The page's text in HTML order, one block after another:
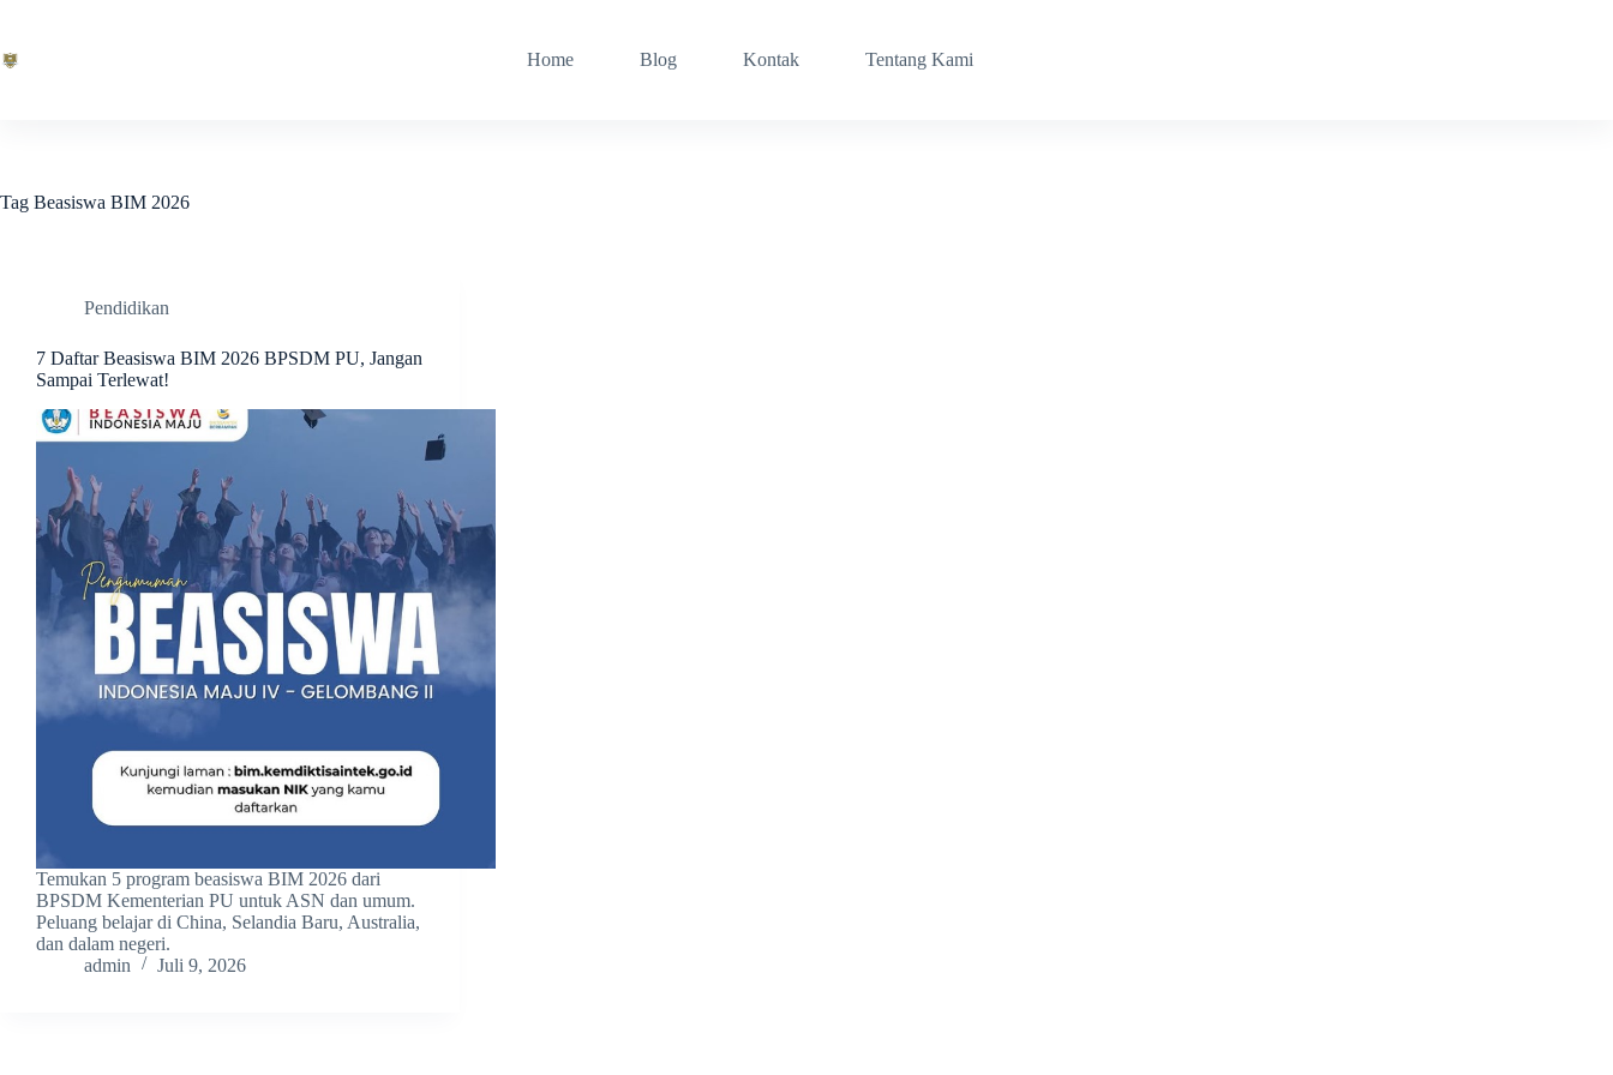
content
Home Blog Kontak Tentang Kami
Tag Beasiswa BIM 2026
Pendidikan
7 Daftar Beasiswa BIM 2026 BPSDM PU, Jangan
Sampai Terlewat!
Temukan 5 program beasiswa BIM 2026 dari
BPSDM Kementerian PU untuk ASN dan umum.
Peluang belajar di China, Selandia Baru, Australia,
dan dalam negeri.
admin
Juli 9, 2026